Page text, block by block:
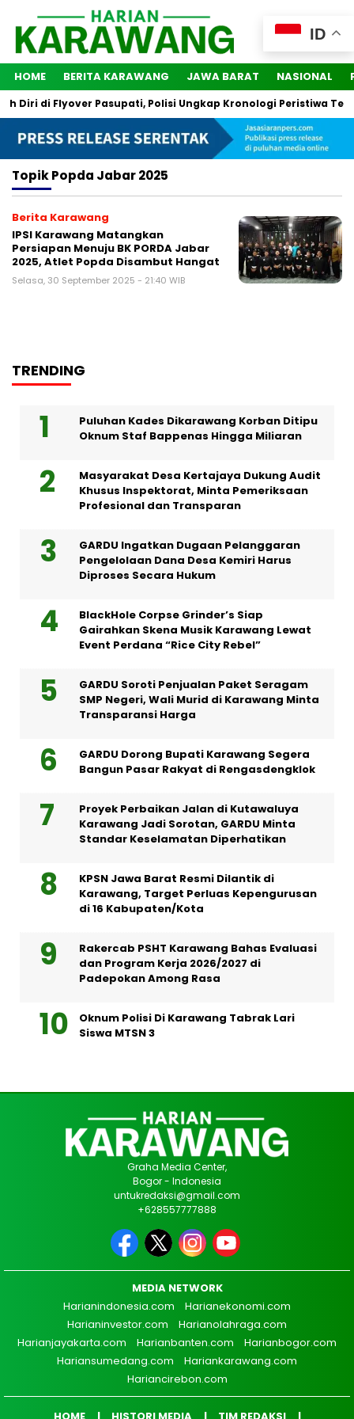
HOME BERITA KARAWANG JAWA BARAT NASIONAL
Diri di Flyover Pasupati, Polisi Ungkap Kronologi Peristiwa
TopikPopda Jabar 2025
Berita Karawang
IPSI Karawang Matangkan
Persiapan Menuju BK PORDA Jabar
2025, Atlet Popda Disambut Hangat
Selasa, 30 September 2025 - 21:40 WIB
TRENDING
Puluhan Kades Dikarawang Korban Ditipu
Oknum Staf Bappenas Hingga Miliaran
Masyarakat Desa Kertajaya Dukung Audit
Khusus Inspektorat, Minta Pemeriksaan
Profesional dan Transparan
GARDU Ingatkan Dugaan Pelanggaran
Pengelolaan Dana Desa Kemiri Harus
Diproses Secara Hukum
BlackHole Corpse Grinder’s Siap
Gairahkan Skena Musik Karawang Lewat
Event Perdana “Rice City Rebel”
GARDU Soroti Penjualan Paket Seragam
SMP Negeri, Wali Murid di Karawang Minta
Transparansi Harga
GARDU Dorong Bupati Karawang Segera
Bangun Pasar Rakyat di Rengasdengklok
Proyek Perbaikan Jalan di Kutawaluya
Karawang Jadi Sorotan, GARDU Minta
Standar Keselamatan Diperhatikan
KPSN Jawa Barat Resmi Dilantik di
Karawang, Target Perluas Kepengurusan
di 16 Kabupaten/Kota
Rakercab PSHT Karawang Bahas Evaluasi
dan Program Kerja 2026/2027 di
Padepokan Among Rasa
Oknum Polisi Di Karawang Tabrak Lari
Siswa MTSN 3
ID
Graha Media Center,
Bogor - Indonesia
untukredaksi@gmail.com
+628557777888
MEDIA NETWORK
Harianindonesia.com
Harianekonomi.com
Harianinvestor.com
Harianolahraga.com
Harianjayakarta.com
Harianbanten.com
Harianbogor.com
Hariansumedang.com
Hariankarawang.com
Hariancirebon.com